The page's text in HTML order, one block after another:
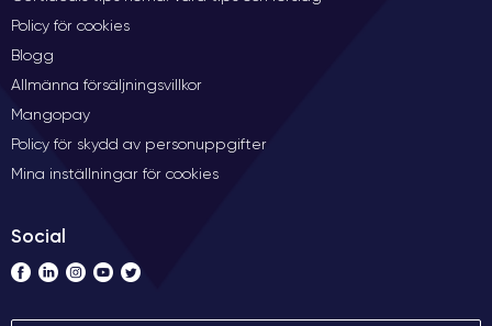
Policy för cookies
Blogg
Allmänna försäljningsvillkor
Mangopay
Policy för skydd av personuppgifter
Mina inställningar för cookies
Social